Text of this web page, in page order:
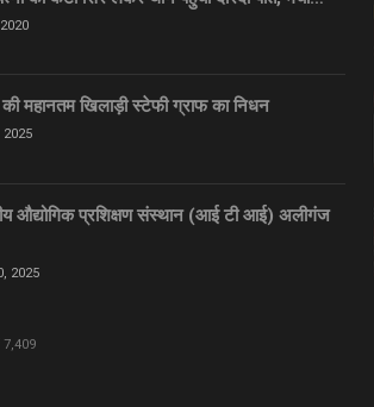
महानतम खिलाड़ी स्टेफी ग्राफ का निधन
औद्योगिक प्रशिक्षण संस्थान (आई टी आई) अलीगंज
2025
7,409